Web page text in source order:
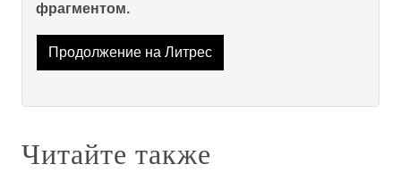
фрагментом.
Продолжение на Литрес
Читайте также